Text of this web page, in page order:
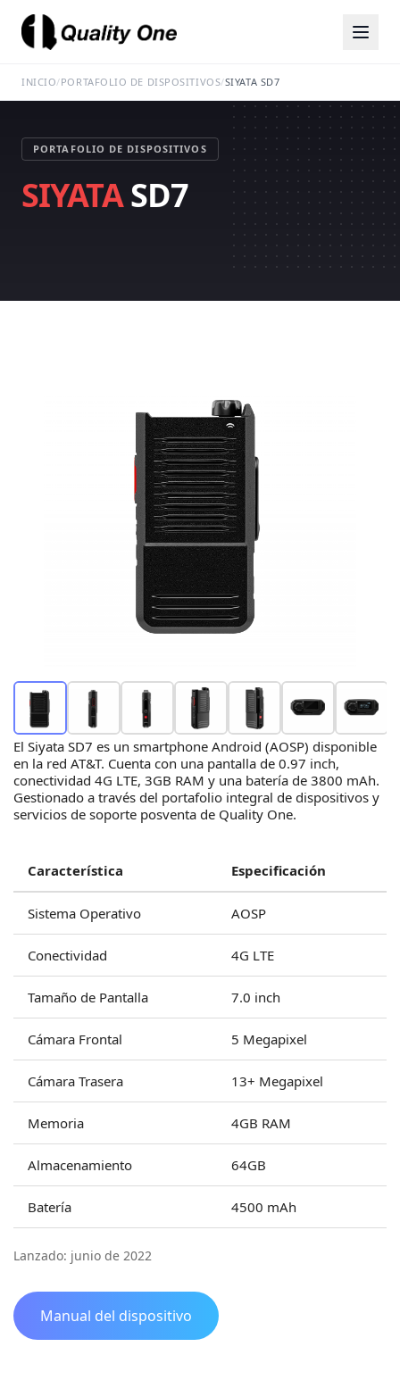
INICIO/PORTAFOLIO DE DISPOSITIVOS/SIYATA SD7
PORTAFOLIO DE DISPOSITIVOS
SIYATASD7
El Siyata SD7 es un smartphone Android (AOSP) disponible
en la red AT&T. Cuenta con una pantalla de 0.97 inch,
conectividad 4G LTE, 3GB RAM y una batería de 3800 mAh.
Gestionado a través del portafolio integral de dispositivos y
servicios de soporte posventa de Quality One.
Característica Especificación
Sistema Operativo AOSP
Conectividad 4G LTE
Tamaño de Pantalla 7.0 inch
Cámara Frontal 5 Megapixel
Cámara Trasera 13+ Megapixel
Memoria 4GB RAM
Almacenamiento 64GB
Batería 4500 mAh
Lanzado: junio de 2022
Manual del dispositivo